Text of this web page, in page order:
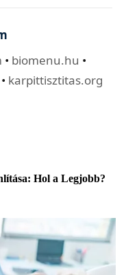
• biomenu.hu •
• karpittisztitas.org
Hol a Legjobb?